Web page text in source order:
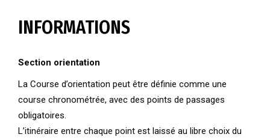
INFORMATIONS
Section orientation
La Course d’orientation peut être définie comme une
course chronométrée, avec des points de passages
obligatoires.
L’itinéraire entre chaque point est laissé au libre choix du